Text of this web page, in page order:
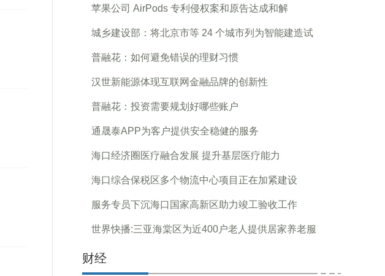
苹果公司 AirPods 专利侵权案和原告达成和解
城乡建设部：将北京市等 24 个城市列为智能建造试
普融花：如何避免错误的理财习惯
汉世新能源体现互联网金融品牌的创新性
普融花：投资需要规划好哪些账户
通晟泰APP为客户提供安全稳健的服务
海口经济圈医疗融合发展 提升基层医疗能力
海口综合保税区多个物流中心项目正在加紧建设
服务专员下沉海口国家高新区助力竣工验收工作
世界快播:三亚海棠区为近400户老人提供居家养老服
财经